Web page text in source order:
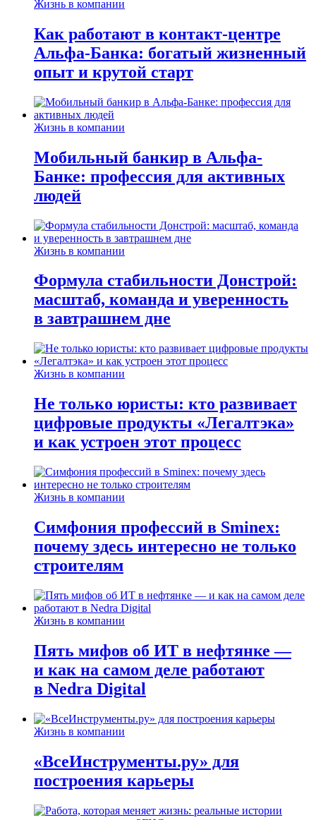
Жизнь в компании
Как работают в контакт-центре
Альфа-Банка: богатый жизненный
опыт и крутой старт
Жизнь в компании
Мобильный банкир в Альфа-
Банке: профессия для активных
людей
Жизнь в компании
Формула стабильности Донстрой:
масштаб, команда и уверенность
в завтрашнем дне
Жизнь в компании
Не только юристы: кто развивает
цифровые продукты «Легалтэка»
и как устроен этот процесс
Жизнь в компании
Симфония профессий в Sminex:
почему здесь интересно не только
строителям
Жизнь в компании
Пять мифов об ИТ в нефтянке —
и как на самом деле работают
в Nedra Digital
Жизнь в компании
«ВсеИнструменты.ру» для
построения карьеры